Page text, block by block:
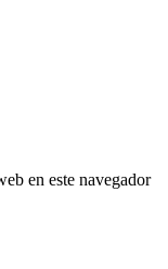
en este navegador